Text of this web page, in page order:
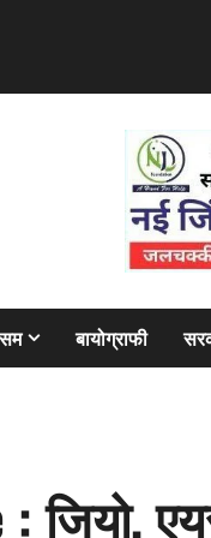
बायोग्राफी
जियो,